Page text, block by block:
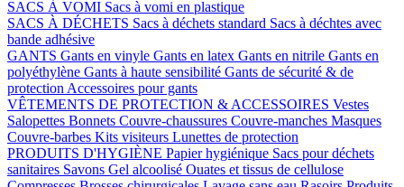
SACS À VOMI Sacs à vomi en plastique
SACS À DÉCHETS Sacs à déchets standard Sacs à déchtes avec
bande adhésive
GANTS Gants en vinyle Gants en latex Gants en nitrile Gants en
polyéthylène Gants à haute sensibilité Gants de sécurité & de
protection Accessoires pour gants
VÊTEMENTS DE PROTECTION & ACCESSOIRES Vestes
Salopettes Bonnets Couvre-chaussures Couvre-manches Masques
Couvre-barbes Kits visiteurs Lunettes de protection
PRODUITS D'HYGIÈNE Papier hygiénique Sacs pour déchets
sanitaires Savons Gel alcoolisé Ouates et tissus de cellulose